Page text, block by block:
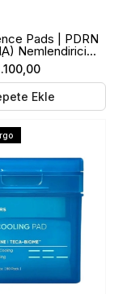
Pads | PDRN
Nemlendirici
70 Adet
Ekle